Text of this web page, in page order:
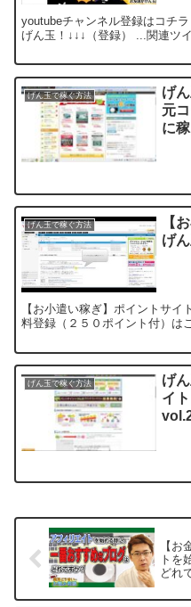
youtubeチャンネル登録はコチ
げん玉！↓↓↓（登録） ...関連ツ
げん玉で稼ぐ方法
げ
元
に
げん玉で稼ぐ方法
【
げ
【お小遣い稼ぎ】ポイントサ
料登録（２５０ポイント付）は
げん玉で稼ぐ方法
げ
イ
【
トを
どれ